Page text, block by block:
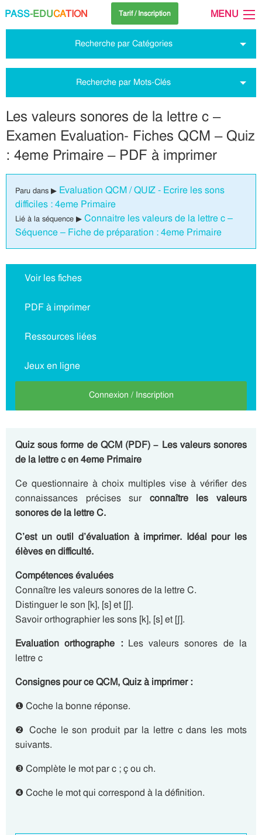
PASS-EDUCATION Tarif / Inscription MENU
Recherche par Catégories
Recherche par Mots-Clés
Les valeurs sonores de la lettre c –
Examen Evaluation- Fiches QCM – Quiz
: 4eme Primaire – PDF à imprimer
Paru dans ▶ Evaluation QCM / QUIZ - Ecrire les sons
difficiles : 4eme Primaire
Lié à la séquence ▶ Connaitre les valeurs de la lettre c –
Séquence – Fiche de préparation : 4eme Primaire
Voir les fiches
PDF à imprimer
Ressources liées
Jeux en ligne
Connexion / Inscription
Quiz sous forme de QCM (PDF) – Les valeurs sonores
de la lettre c en 4eme Primaire
Ce questionnaire à choix multiples vise à vérifier des
connaissances précises sur connaître les valeurs
sonores de la lettre C.
C’est un outil d’évaluation à imprimer. Idéal pour les
élèves en difficulté.
Compétences évaluées
Connaître les valeurs sonores de la lettre C.
Distinguer le son [k], [s] et [ʃ].
Savoir orthographier les sons [k], [s] et [ʃ].
Evaluation orthographe : Les valeurs sonores de la
lettre c
Consignes pour ce QCM, Quiz à imprimer :
❶ Coche la bonne réponse.
❷ Coche le son produit par la lettre c dans les mots
suivants.
❸ Complète le mot par c ; ç ou ch.
❹ Coche le mot qui correspond à la définition.